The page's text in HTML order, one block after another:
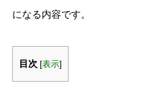
になる内容です。
目次 [表示]